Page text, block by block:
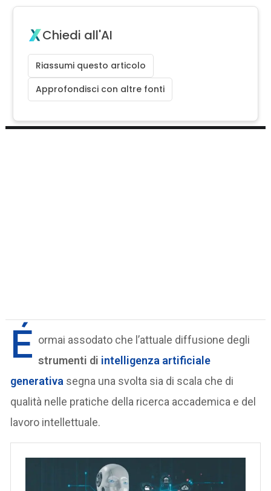
Chiedi all'AI
Riassumi questo articolo
Approfondisci con altre fonti
É ormai assodato che l’attuale diffusione degli
strumenti di intelligenza artificiale
generativa segna una svolta sia di scala che di
qualità nelle pratiche della ricerca accademica e del
lavoro intellettuale.